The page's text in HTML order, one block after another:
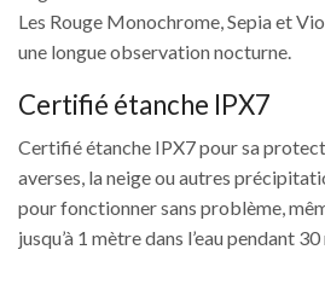
Les Rouge Monochrome, Sepia et
une longue observation nocturne.
Certifié étanche IPX7
Certifié étanche IPX7 pour sa
averses, la neige ou autres
pour fonctionner sans problème,
jusqu’à 1 mètre dans l’eau pendant